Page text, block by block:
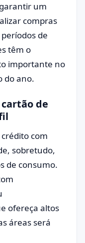
um
compras
de
têm o
importante no
do ano.
de
com
sobretudo,
de consumo.
ofereça altos
áreas será